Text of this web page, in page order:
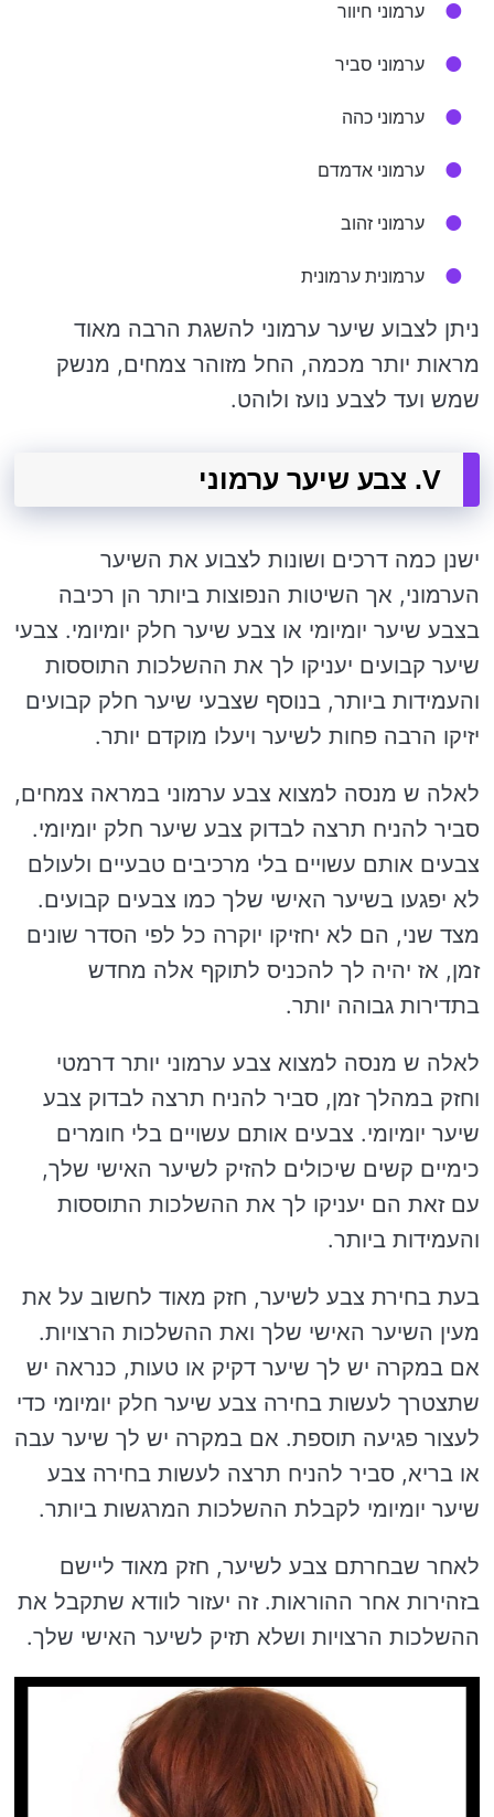
ערמוני חיוור
ערמוני סביר
ערמוני כהה
ערמוני אדמדם
ערמוני זהוב
ערמונית ערמונית
ניתן לצבוע שיער ערמוני להשגת הרבה מאוד
מראות יותר מכמה, החל מזוהר צמחים, מנשק
שמש ועד לצבע נועז ולוהט.
V. צבע שיער ערמוני
ישנן כמה דרכים ושונות לצבוע את השיער
הערמוני, אך השיטות הנפוצות ביותר הן רכיבה
בצבע שיער יומיומי או צבע שיער חלק יומיומי. צבעי
שיער קבועים יעניקו לך את ההשלכות התוססות
והעמידות ביותר, בנוסף שצבעי שיער חלק קבועים
יזיקו הרבה פחות לשיער ויעלו מוקדם יותר.
לאלה ש מנסה למצוא צבע ערמוני במראה צמחים,
סביר להניח תרצה לבדוק צבע שיער חלק יומיומי.
צבעים אותם עשויים בלי מרכיבים טבעיים ולעולם
לא יפגעו בשיער האישי שלך כמו צבעים קבועים.
מצד שני, הם לא יחזיקו יוקרה כל לפי הסדר שונים
זמן, אז יהיה לך להכניס לתוקף אלה מחדש
בתדירות גבוהה יותר.
לאלה ש מנסה למצוא צבע ערמוני יותר דרמטי
וחזק במהלך זמן, סביר להניח תרצה לבדוק צבע
שיער יומיומי. צבעים אותם עשויים בלי חומרים
כימיים קשים שיכולים להזיק לשיער האישי שלך,
עם זאת הם יעניקו לך את ההשלכות התוססות
והעמידות ביותר.
בעת בחירת צבע לשיער, חזק מאוד לחשוב על את
מעין השיער האישי שלך ואת ההשלכות הרצויות.
אם במקרה יש לך שיער דקיק או טעות, כנראה יש
שתצטרך לעשות בחירה צבע שיער חלק יומיומי כדי
לעצור פגיעה תוספת. אם במקרה יש לך שיער עבה
או בריא, סביר להניח תרצה לעשות בחירה צבע
שיער יומיומי לקבלת ההשלכות המרגשות ביותר.
לאחר שבחרתם צבע לשיער, חזק מאוד ליישם
בזהירות אחר ההוראות. זה יעזור לוודא שתקבל את
ההשלכות הרצויות ושלא תזיק לשיער האישי שלך.